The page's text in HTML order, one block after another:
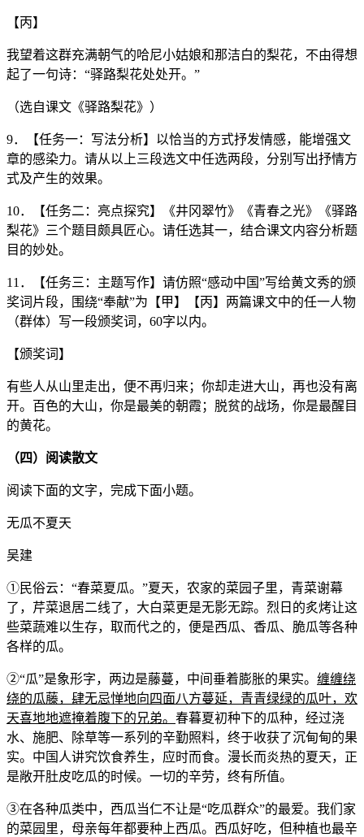
【丙】
我望着这群充满朝气的哈尼小姑娘和那洁白的梨花，不由得想
起了一句诗：“驿路梨花处处开。”
（选自课文《驿路梨花》）
9．【任务一：写法分析】以恰当的方式抒发情感，能增强文
章的感染力。请从以上三段选文中任选两段，分别写出抒情方
式及产生的效果。
10．【任务二：亮点探究】《井冈翠竹》《青春之光》《驿路
梨花》三个题目颇具匠心。请任选其一，结合课文内容分析题
目的妙处。
11．【任务三：主题写作】请仿照“感动中国”写给黄文秀的颁
奖词片段，围绕“奉献”为【甲】【丙】两篇课文中的任一人物
（群体）写一段颁奖词，60字以内。
【颁奖词】
有些人从山里走出，便不再归来；你却走进大山，再也没有离
开。百色的大山，你是最美的朝霞；脱贫的战场，你是最醒目
的黄花。
（四）阅读散文
阅读下面的文字，完成下面小题。
无瓜不夏天
吴建
①民俗云：“春菜夏瓜。”夏天，农家的菜园子里，青菜谢幕
了，芹菜退居二线了，大白菜更是无影无踪。烈日的炙烤让这
些菜蔬难以生存，取而代之的，便是西瓜、香瓜、脆瓜等各种
各样的瓜。
②“瓜”是象形字，两边是藤蔓，中间垂着膨胀的果实。 缠缠绕
绕的瓜藤，肆无忌惮地向四面八方蔓延，青青绿绿的瓜叶，欢
天喜地地遮掩着腹下的兄弟。 春暮夏初种下的瓜种，经过浇
水、施肥、除草等一系列的辛勤照料，终于收获了沉甸甸的果
实。中国人讲究饮食养生，应时而食。漫长而炎热的夏天，正
是敞开肚皮吃瓜的时候。一切的辛劳，终有所值。
③在各种瓜类中，西瓜当仁不让是“吃瓜群众”的最爱。我们家
的菜园里，母亲每年都要种上西瓜。西瓜好吃，但种植也最辛